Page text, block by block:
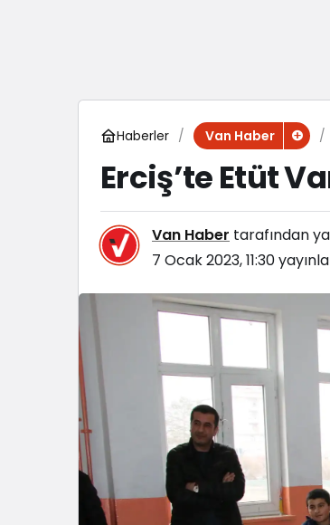
Haberler Van Haber
Erciş’te Etüt
Van Haber tarafından
7 Ocak 2023, 11:30